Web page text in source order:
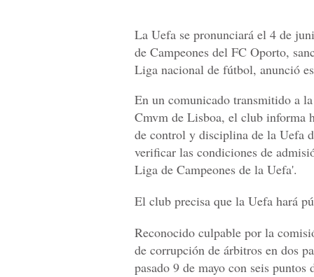
La Uefa se pronunciará el 4 de
de Campeones del FC Oporto,
Liga nacional de fútbol, anunció
En un comunicado transmitido a
Cmvm de Lisboa, el club informa
de control y disciplina de la Uefa
verificar las condiciones de
Liga de Campeones de la Uefa'.
El club precisa que la Uefa hará
Reconocido culpable por la
de corrupción de árbitros en dos
pasado 9 de mayo con seis puntos